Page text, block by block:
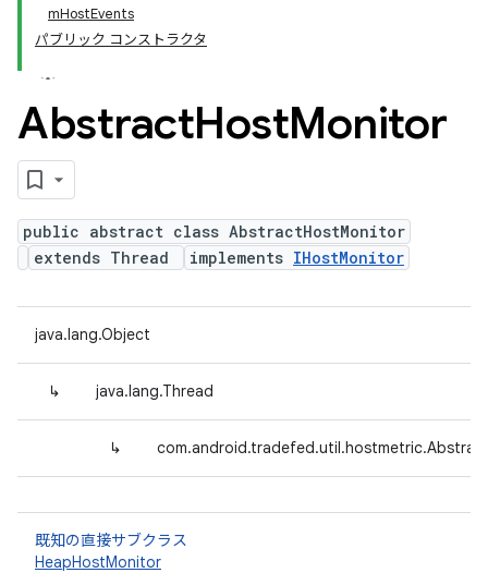
mHostEvents
パブリック コンストラクタ
AbstractHostMonitor
public abstract class AbstractHostMonitor
extends Thread
implements IHostMonitor
java.lang.Object
↳ java.lang.Thread
↳
既知の直接サブクラス
HeapHostMonitor